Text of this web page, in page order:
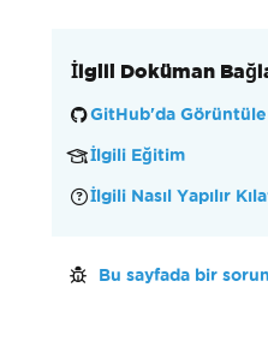
İlgili Doküman
GitHub'da Görüntüle
İlgili Eğitim
İlgili Nasıl Yapılır
Bu sayfada bir